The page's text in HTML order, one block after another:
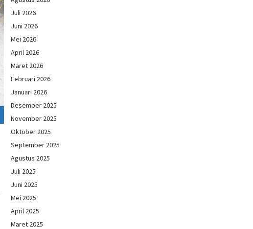
Juli 2026
Juni 2026
Mei 2026
April 2026
Maret 2026
Februari 2026
Januari 2026
Desember 2025
November 2025
Oktober 2025
September 2025
Agustus 2025
Juli 2025
Juni 2025
Mei 2025
April 2025
Maret 2025